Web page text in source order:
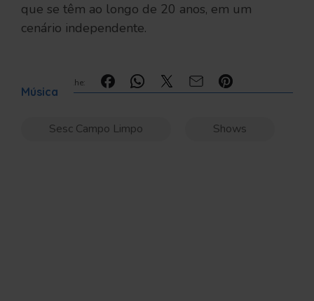
que se têm ao longo de 20 anos, em um
cenário independente.
Compartilhe:
Música
Sesc Campo Limpo Shows